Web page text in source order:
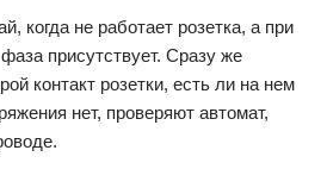
когда не работает розетка, а при
присутствует. Сразу же
контакт розетки, есть ли на нем
нет, проверяют автомат,